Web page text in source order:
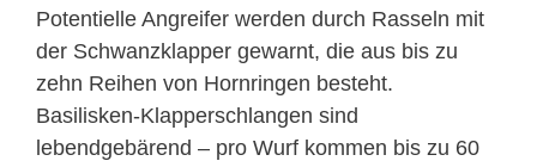
Potentielle Angreifer werden durch Rasseln mit
der Schwanzklapper gewarnt, die aus bis zu
zehn Reihen von Hornringen besteht.
Basilisken-Klapperschlangen sind
lebendgebärend – pro Wurf kommen bis zu 60